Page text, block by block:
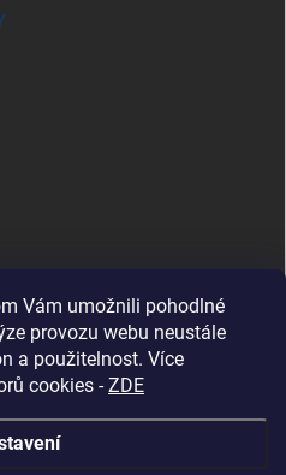
Vám umožnili pohodlné
provozu webu neustále
a použitelnost. Více
cookies -ZDE
Import SK REKLAMACE